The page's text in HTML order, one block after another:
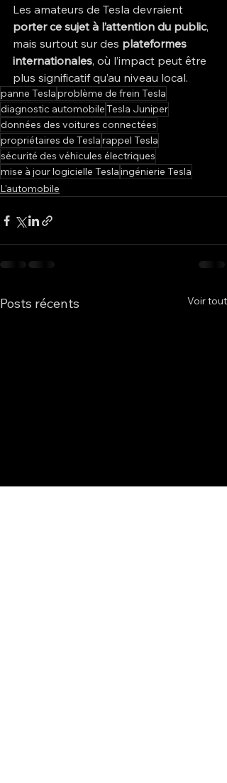
Les amateurs de Tesla devraient
porter ce sujet à l’attention du public,
mais surtout sur des plateformes
internationales, où l’impact peut être
plus significatif qu’au niveau local.
panne Teslaproblème de frein Tesla
diagnostic automobileTesla Juniper
données des voitures connectées
propriétaires de Teslarappel Tesla
sécurité des véhicules électriques
mise à jour logicielle Teslaingénierie Tesla
L'automobile
Posts récents Voir tout